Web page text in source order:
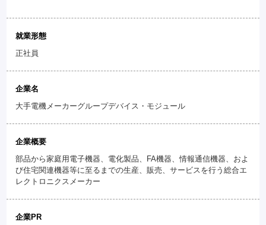
就業形態
正社員
企業名
大手電機メーカーグループデバイス・モジュール
企業概要
部品から家庭用電子機器、電化製品、FA機器、情報通信機器、およ
び住宅関連機器等に至るまでの生産、販売、サービスを行う総合エ
レクトロニクスメーカー
企業PR